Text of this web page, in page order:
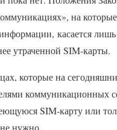
на
касается лишь
утраченной SIM-карты.
которые на
коммуникационных
SIM-карту или
нужно.